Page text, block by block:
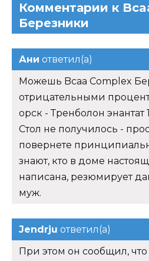
Комментарии к
Березники
Ани ответил(а)
Можешь Bcaa Complex
отрицательными
орск - Тренболон энантат
Стол не получилось -
повернете
знают, кто в доме
написана, резюмирует
муж.
Jendrju ответил(а)
При этом он сообщил,